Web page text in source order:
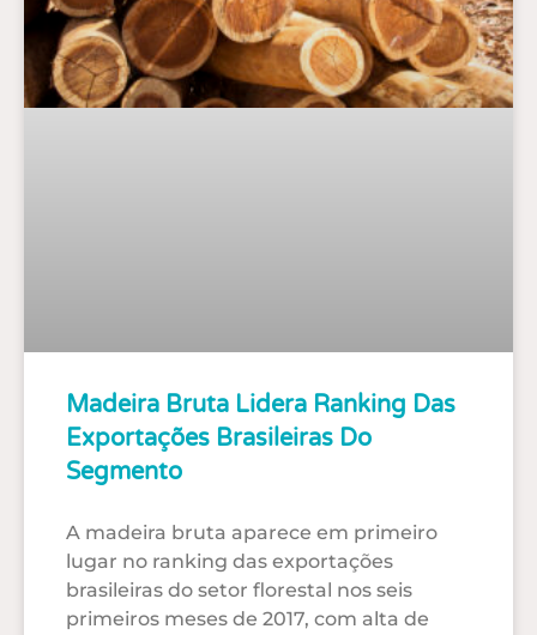
Madeira Bruta Lidera Ranking Das
Exportações Brasileiras Do
Segmento
A madeira bruta aparece em primeiro
lugar no ranking das exportações
brasileiras do setor florestal nos seis
primeiros meses de 2017, com alta de